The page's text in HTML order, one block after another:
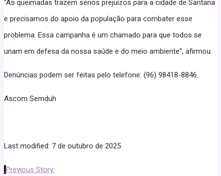
“As queimadas trazem sérios prejuízos para a cidade de Santana
e precisamos do apoio da população para combater esse
problema. Essa campanha é um chamado para que todos se
unam em defesa da nossa saúde e do meio ambiente”, afirmou.
Denúncias podem ser feitas pelo telefone: (96) 98418-8846.
Ascom Semduh
Last modified: 7 de outubro de 2025
Previous Story: